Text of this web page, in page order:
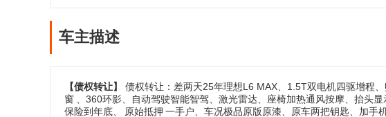
车主描述
【债权转让】 债权转让：差两天25年理想L6 MAX、1.5T双电机四驱增程
窗
、360环影、自动驾驶智能智驾、激光雷达、座椅加热通风按摩、抬头
保险到年底、
原始抵押 一手户、车况极品原版原漆、原车两把钥匙、加手